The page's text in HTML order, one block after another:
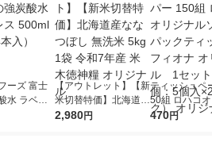
ーズ 富士
水 ラベル
1箱（24
【アウトレット】【新
米切替特価】北海道産
ななつぼし 無洗米 5k
2,980円
ティッシュペ
50組 ロハコ
ルソフトパッ
470円